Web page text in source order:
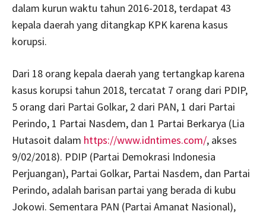
dalam kurun waktu tahun 2016-2018, terdapat 43
kepala daerah yang ditangkap KPK karena kasus
korupsi.
Dari 18 orang kepala daerah yang tertangkap karena
kasus korupsi tahun 2018, tercatat 7 orang dari PDIP,
5 orang dari Partai Golkar, 2 dari PAN, 1 dari Partai
Perindo, 1 Partai Nasdem, dan 1 Partai Berkarya (Lia
Hutasoit dalam https://www.idntimes.com/, akses
9/02/2018). PDIP (Partai Demokrasi Indonesia
Perjuangan), Partai Golkar, Partai Nasdem, dan Partai
Perindo, adalah barisan partai yang berada di kubu
Jokowi. Sementara PAN (Partai Amanat Nasional),